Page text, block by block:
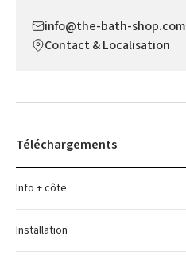
info@the-bath-shop.com
Contact & Localisation
Téléchargements
Info + côte
Installation